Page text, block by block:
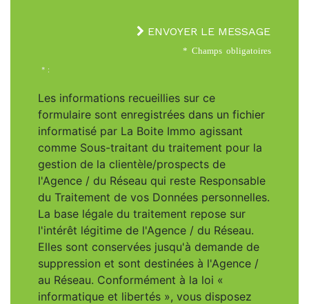
ENVOYER LE MESSAGE
* Champs obligatoires
* :
Les informations recueillies sur ce
formulaire sont enregistrées dans un fichier
informatisé par La Boite Immo agissant
comme Sous-traitant du traitement pour la
gestion de la clientèle/prospects de
l'Agence / du Réseau qui reste Responsable
du Traitement de vos Données personnelles.
La base légale du traitement repose sur
l'intérêt légitime de l'Agence / du Réseau.
Elles sont conservées jusqu'à demande de
suppression et sont destinées à l'Agence /
au Réseau. Conformément à la loi «
informatique et libertés », vous disposez